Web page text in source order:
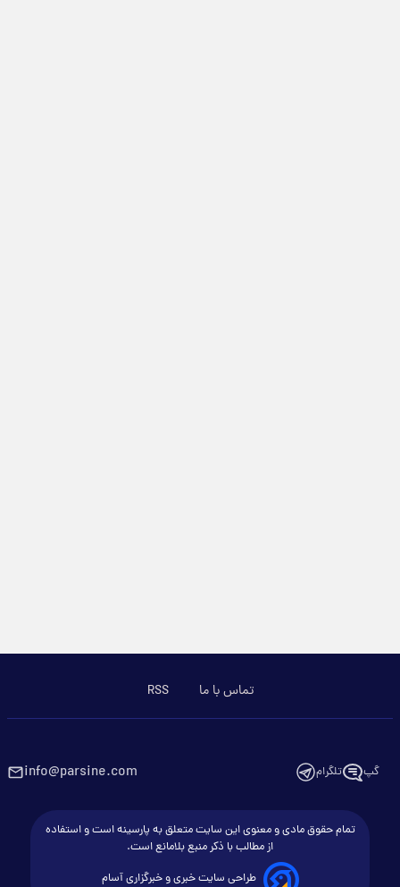
تماس با ما RSS
گپ تلگرام info@parsine.com
تمام حقوق مادی و معنوی این سایت متعلق به پارسینه است و استفاده
از مطالب با ذکر منبع بلامانع است.
طراحی سایت خبری و خبرگزاری آسام